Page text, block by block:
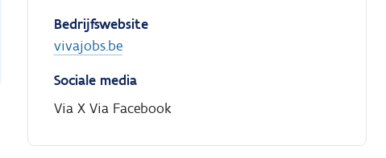
Bedrijfswebsite
vivajobs.be
Sociale media
Via X Via Facebook